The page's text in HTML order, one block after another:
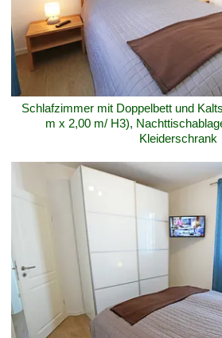
Schlafzimmer mit Doppelbett und
m x 2,00 m/ H3),
Kleiderschrank